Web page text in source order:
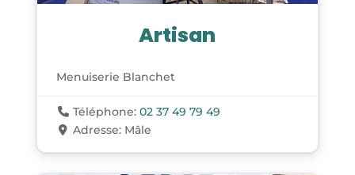
Artisan
Menuiserie Blanchet
Téléphone:02 37 49 79 49
Adresse: Mâle